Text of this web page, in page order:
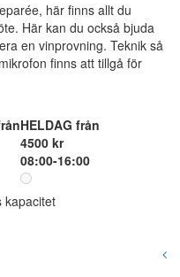
här finns allt du
Här kan du också bjuda
en vinprovning. Teknik så
finns att tillgå för
HELDAG från
4500 kr
08:00-16:00
kapacitet